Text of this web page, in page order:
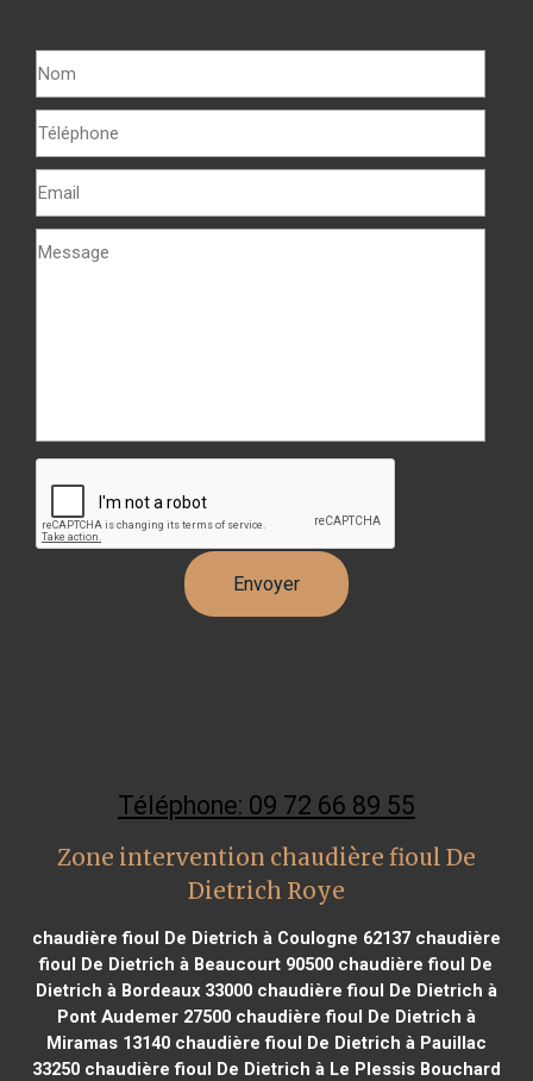
Téléphone: 09 72 66 89 55
Zone intervention chaudière fioul De
Dietrich Roye
chaudière fioul De Dietrich à Coulogne 62137chaudière
fioul De Dietrich à Beaucourt 90500 chaudière fioul De
Dietrich à Bordeaux 33000chaudière fioul De Dietrich à
Pont Audemer 27500chaudière fioul De Dietrich à
Miramas 13140chaudière fioul De Dietrich à Pauillac
33250chaudière fioul De Dietrich à Le Plessis Bouchard